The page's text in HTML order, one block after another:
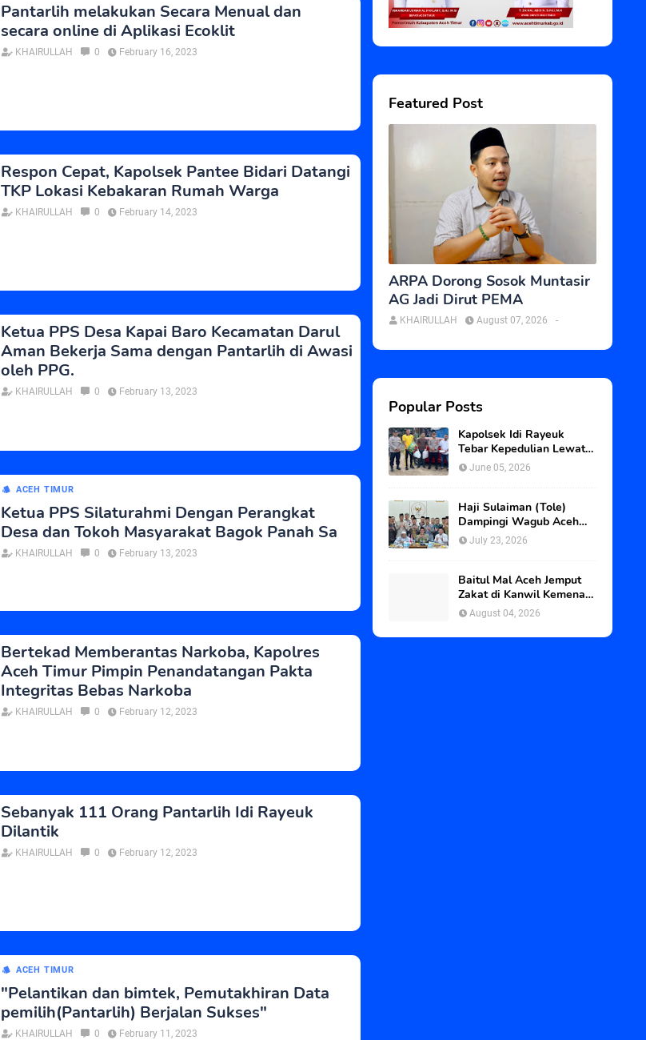
Pantarlih melakukan Secara Menual dan
secara online di Aplikasi Ecoklit
KHAIRULLAH 0 February 16, 2023
Respon Cepat, Kapolsek Pantee Bidari Datangi
TKP Lokasi Kebakaran Rumah Warga
KHAIRULLAH 0 February 14, 2023
Ketua PPS Desa Kapai Baro Kecamatan Darul
Aman Bekerja Sama dengan Pantarlih di Awasi
oleh PPG.
KHAIRULLAH 0 February 13, 2023
ACEH TIMUR
Ketua PPS Silaturahmi Dengan Perangkat
Desa dan Tokoh Masyarakat Bagok Panah Sa
KHAIRULLAH 0 February 13, 2023
Bertekad Memberantas Narkoba, Kapolres
Aceh Timur Pimpin Penandatangan Pakta
Integritas Bebas Narkoba
KHAIRULLAH 0 February 12, 2023
Sebanyak 111 Orang Pantarlih Idi Rayeuk
Dilantik
KHAIRULLAH 0 February 12, 2023
ACEH TIMUR
"Pelantikan dan bimtek, Pemutakhiran Data
pemilih(Pantarlih) Berjalan Sukses"
KHAIRULLAH 0 February 11, 2023
Featured Post
ARPA Dorong Sosok Muntasir
AG Jadi Dirut PEMA
KHAIRULLAH -
August 07, 2026
Popular Posts
Kapolsek Idi Rayeuk
Tebar Kepedulian Lewat
Program Jum’at Berkah
June 05, 2026
Haji Sulaiman (Tole)
Dampingi Wagub Aceh
dan Abu Paya Pasi ke
BWI, Kawal Status Tanah
July 23, 2026
Baitul Mal Aceh Jemput
Zakat di Kanwil Kemenag
Aceh
August 04, 2026